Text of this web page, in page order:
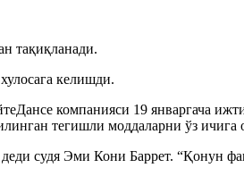
тақиқланади.
келишди.
компанияси 19 январгача
тегишли моддаларни ўз ичига
судя Эми Кони Баррет. “Қонун